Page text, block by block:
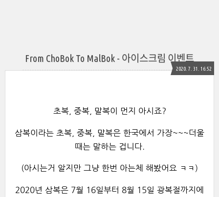
From ChoBok To MalBok - 아이스크림 이벤트
2020. 7. 31. 16:52
초복, 중복, 말복이 먼지 아시죠?
삼복이라는 초복, 중복, 말복은 한국에서 가장~~~더울
때는 말하는 겁니다.
(아시는거 알지만 그냥 한번 아는체 해봤어요 ㅋㅋ)
2020년 삼복은 7월 16일부터 8월 15일 광복절까지에